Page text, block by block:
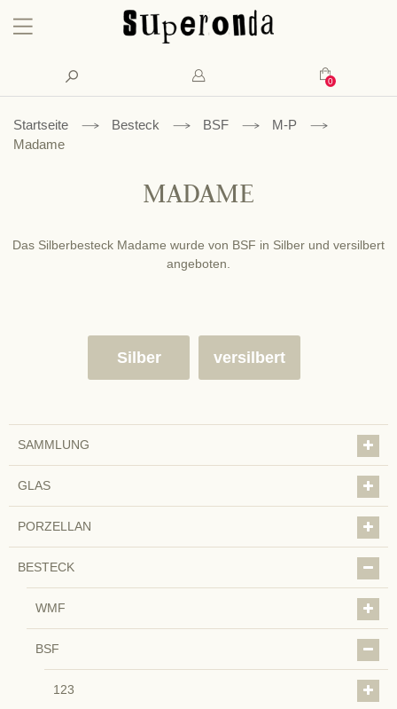
Konto
Mein
Suche
Startseite Besteck BSF
M-P
Madame
MADAME
Das Silberbesteck Madame wurde von BSF in Silber und versilbert
angeboten.
Silber versilbert
SAMMLUNG
GLAS
PORZELLAN
BESTECK
WMF
BSF
123